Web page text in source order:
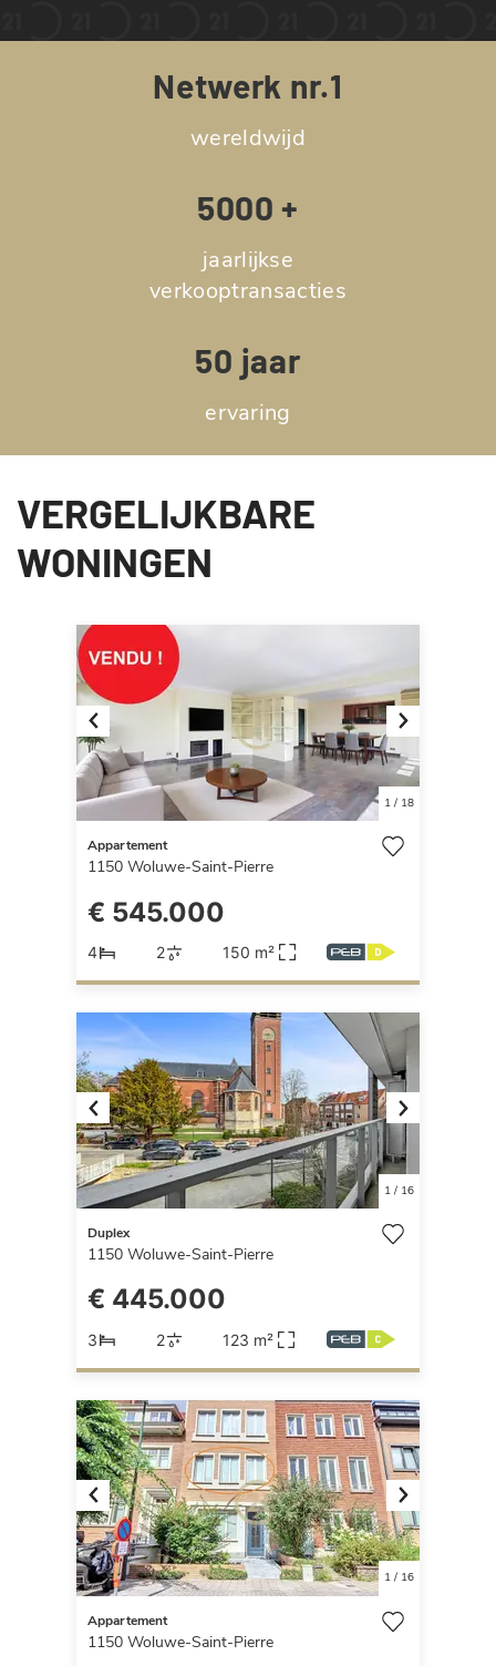
Netwerk nr.1
wereldwijd
5000 +
jaarlijkse
verkooptransacties
50 jaar
ervaring
VERGELIJKBARE
WONINGEN
Previous Next
1/ 18
Appartement
1150 Woluwe-Saint-Pierre
€ 545.000
4 2 150 m²
Previous Next
1/ 16
Duplex
1150 Woluwe-Saint-Pierre
€ 445.000
3 2 123 m²
Previous Next
1/ 16
Appartement
1150 Woluwe-Saint-Pierre